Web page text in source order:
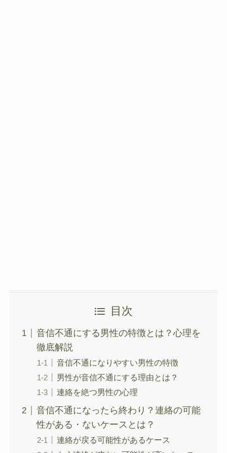
目次
音信不通にする男性の特徴とは？心理を
徹底解説
音信不通になりやすい男性の特徴
男性が音信不通にする理由とは？
連絡を絶つ男性の心理
音信不通になったら終わり？連絡の可能
性がある・ないケースとは？
連絡が戻る可能性があるケース